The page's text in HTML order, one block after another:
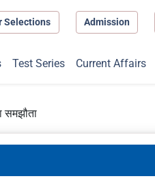
Selections Admission
Test Series Current Affairs
समझौता